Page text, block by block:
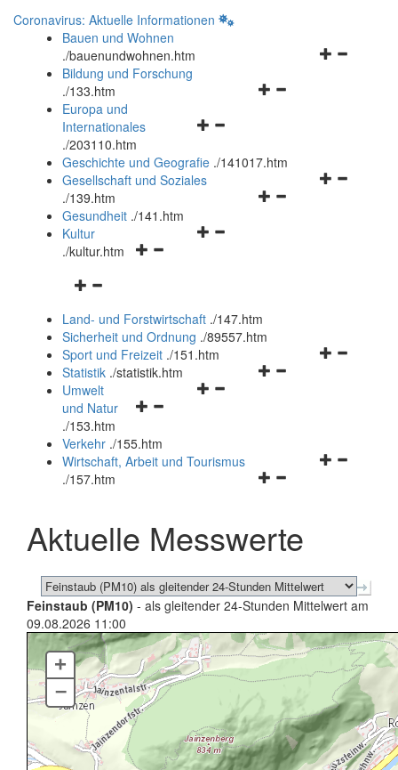
Coronavirus: Aktuelle Informationen
Bauen und Wohnen
./bauenundwohnen.htm
Navigationsmenü
Bildung und Forschung
./133.htm
Navigationsmenü
und
schließen
Europa und
Internationales
./203110.htm
Geschichte und Geografie ./141017.htm
Navigationsmenü
Gesellschaft und Soziales
./139.htm
Navigationsmenü
Gesundheit ./141.htm
Navigationsmenü
Kultur
./kultur.htm
Navigationsmenü
und
schließen
Land- und Forstwirtschaft ./147.htm
Sicherheit und Ordnung ./89557.htm
Navigationsmenü
Sport und Freizeit ./151.htm
Navigationsmenü
Statistik ./statistik.htm
Navigationsmenü
und
schließen
Umwelt
und Natur
./153.htm
Verkehr ./155.htm
Navigationsmenü
schließen
Wirtschaft, Arbeit und Tourismus
./157.htm
Aktuelle Messwerte
Feinstaub (PM10) - als gleitender 24-Stunden Mittelwert am
09.08.2026 11:00
+
–